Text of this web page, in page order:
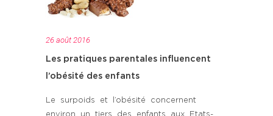
26 août 2016
Les pratiques parentales influencent
l’obésité des enfants
Le surpoids et l’obésité concernent
environ un tiers des enfants aux Etats-